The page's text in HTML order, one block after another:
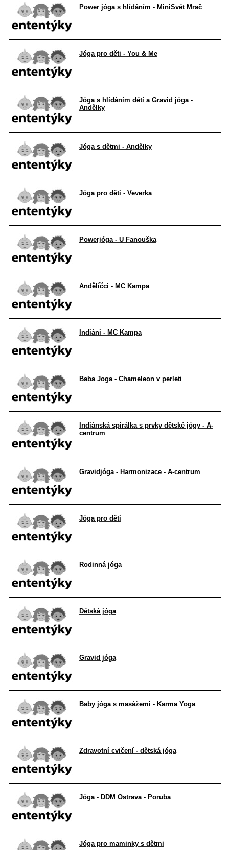
Power jóga s hlídáním - MiniSvět Mrač
Jóga pro děti - You & Me
Jóga s hlídáním dětí a Gravid jóga -
Andělky
Jóga s dětmi - Andělky
Jóga pro děti - Veverka
Powerjóga - U Fanouška
Andělíčci - MC Kampa
Indiáni - MC Kampa
Baba Joga - Chameleon v perleti
Indiánská spirálka s prvky dětské jógy - A-
centrum
Gravidjóga - Harmonizace - A-centrum
Jóga pro děti
Rodinná jóga
Dětská jóga
Gravid jóga
Baby jóga s masážemi - Karma Yoga
Zdravotní cvičení - dětská jóga
Jóga - DDM Ostrava - Poruba
Jóga pro maminky s dětmi